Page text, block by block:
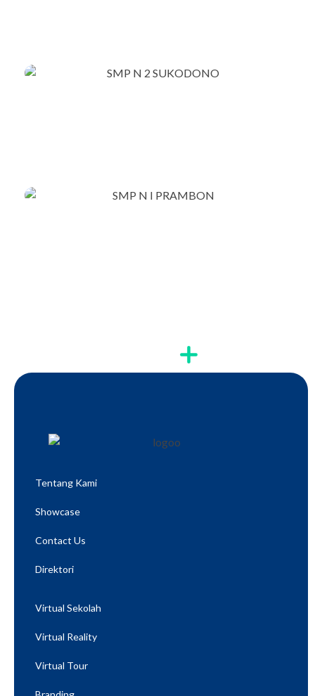
Tentang Kami
Showcase
Contact Us
Direktori
Virtual Sekolah
Virtual Reality
Virtual Tour